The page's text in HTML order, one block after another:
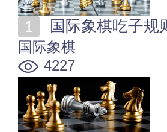
国际象棋吃子规
国际象棋
4227